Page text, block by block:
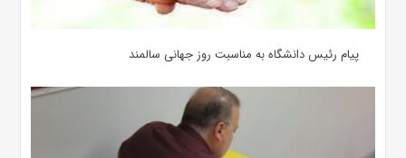
پیام رئیس دانشگاه به مناسبت روز جهانی سالمند